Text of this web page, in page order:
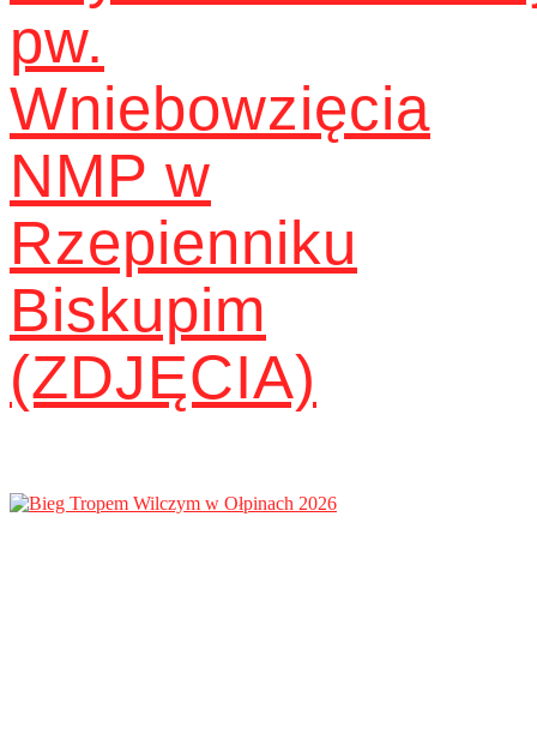
pw.
Wniebowzięcia
NMP w
Rzepienniku
Biskupim
(ZDJĘCIA)